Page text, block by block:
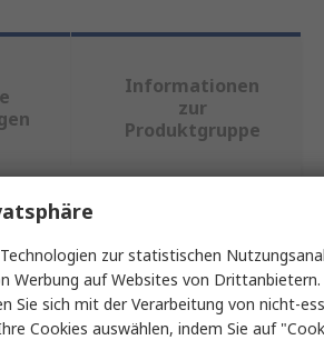
Informationen
zur
Produktgruppe
auswählen.
Wert
Beha-Amprobe
zur statistischen
Werbung auf Websites von
Sie sich mit der Verarbeitung von nicht-
Cookies auswählen, indem Sie auf